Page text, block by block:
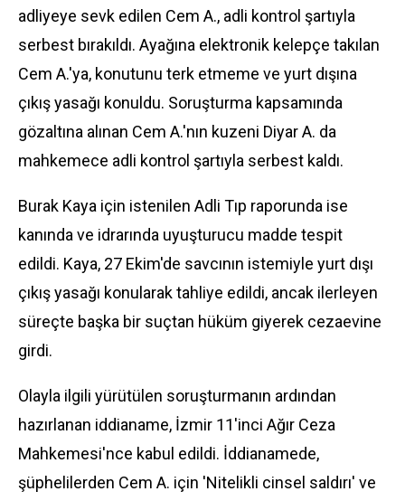
adliyeye sevk edilen Cem A., adli kontrol şartıyla
serbest bırakıldı. Ayağına elektronik kelepçe takılan
Cem A.'ya, konutunu terk etmeme ve yurt dışına
çıkış yasağı konuldu. Soruşturma kapsamında
gözaltına alınan Cem A.'nın kuzeni Diyar A. da
mahkemece adli kontrol şartıyla serbest kaldı.
Burak Kaya için istenilen Adli Tıp raporunda ise
kanında ve idrarında uyuşturucu madde tespit
edildi. Kaya, 27 Ekim'de savcının istemiyle yurt dışı
çıkış yasağı konularak tahliye edildi, ancak ilerleyen
süreçte başka bir suçtan hüküm giyerek cezaevine
girdi.
Olayla ilgili yürütülen soruşturmanın ardından
hazırlanan iddianame, İzmir 11'inci Ağır Ceza
Mahkemesi'nce kabul edildi. İddianamede,
şüphelilerden Cem A. için 'Nitelikli cinsel saldırı' ve